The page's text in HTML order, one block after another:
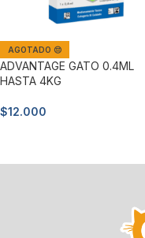
AGOTADO 😔
ADVANTAGE GATO 0.4ML
HASTA 4KG
$12.000